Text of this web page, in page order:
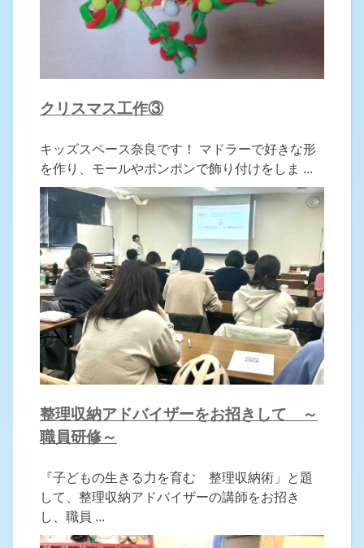
クリスマス工作③
キッズスペース奈良です！ マドラーで好きな形
を作り、モールやポンポンで飾り付けをしま ...
整理収納アドバイザーをお招きして ～
職員研修～
『子どもの生きる力を育む 整理収納術」と題
して、整理収納アドバイザーの講師をお招き
し、職員 ...